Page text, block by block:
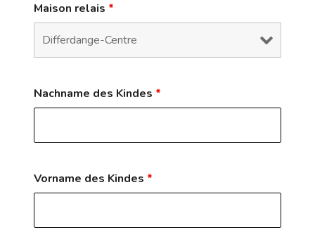
Maison relais *
Nachname des Kindes *
Vorname des Kindes *